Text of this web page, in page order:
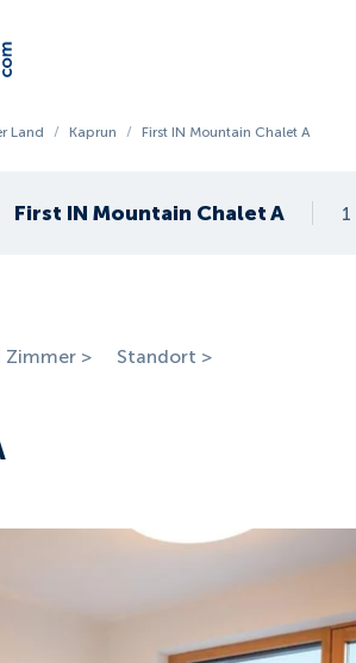
Land / Kaprun / First IN Mountain Chalet A
First IN Mountain Chalet A
Zimmer > Standort >